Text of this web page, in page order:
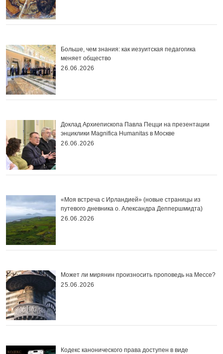
Больше, чем знания: как иезуитская педагогика
меняет общество
26.06.2026
Доклад Архиепископа Павла Пецци на презентации
энциклики Magnifica Нumanitas в Москве
26.06.2026
«Моя встреча с Ирландией» (новые страницы из
путевого дневника о. Александра Деппершмидта)
26.06.2026
Может ли мирянин произносить проповедь на Мессе?
25.06.2026
Кодекс канонического права доступен в виде